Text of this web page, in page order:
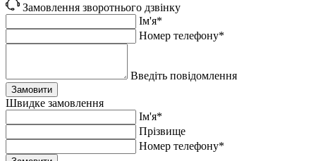
Замовлення зворотнього дзвінку
Ім'я*
Номер телефону*
Введіть повідомлення
Замовити
Швидке замовлення
Ім'я*
Прiзвище
Номер телефону*